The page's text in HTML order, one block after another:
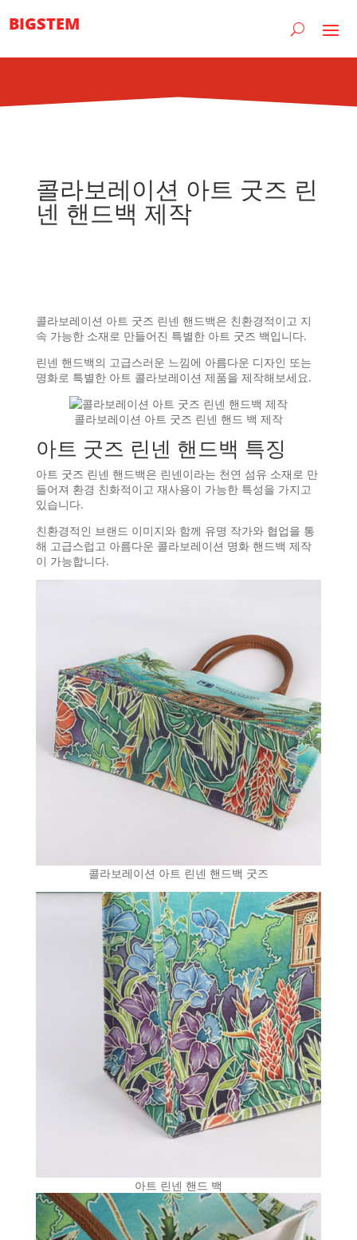
BIGSTEM
콜라보레이션 아트 굿즈 린
넨 핸드백 제작
콜라보레이션 아트 굿즈 린넨 핸드백은 친환경적이고 지
속 가능한 소재로 만들어진 특별한 아트 굿즈 백입니다.
린넨 핸드백의 고급스러운 느낌에 아름다운 디자인 또는
명화로 특별한 아트 콜라보레이션 제품을 제작해보세요.
콜라보레이션 아트 굿즈 린넨 핸드 백 제작
아트 굿즈 린넨 핸드백 특징
아트 굿즈 린넨 핸드백은 린넨이라는 천연 섬유 소재로 만
들어져 환경 친화적이고 재사용이 가능한 특성을 가지고
있습니다.
친환경적인 브랜드 이미지와 함께 유명 작가와 협업을 통
해 고급스럽고 아름다운 콜라보레이션 명화 핸드백 제작
이 가능합니다.
콜라보레이션 아트 린넨 핸드백 굿즈
아트 린넨 핸드 백